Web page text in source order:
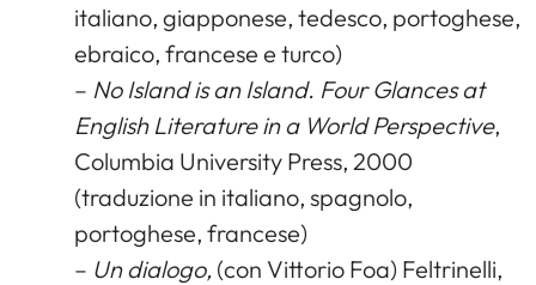
italiano, giapponese, tedesco, portoghese,
ebraico, francese e turco)
– No Island is an Island. Four Glances at
English Literature in a World Perspective,
Columbia University Press, 2000
(traduzione in italiano, spagnolo,
portoghese, francese)
– Un dialogo, (con Vittorio Foa) Feltrinelli,